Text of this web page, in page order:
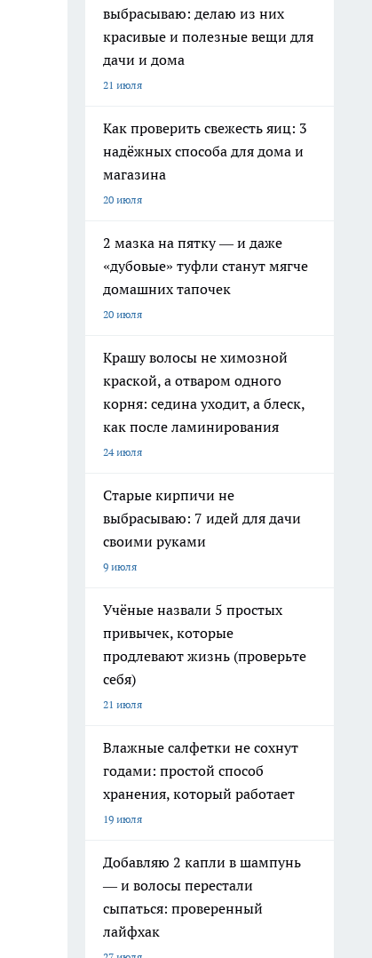
выбрасываю: делаю из них
красивые и полезные вещи для
дачи и дома
21 июля
Как проверить свежесть яиц: 3
надёжных способа для дома и
магазина
20 июля
2 мазка на пятку — и даже
«дубовые» туфли станут мягче
домашних тапочек
20 июля
Крашу волосы не химозной
краской, а отваром одного
корня: седина уходит, а блеск,
как после ламинирования
24 июля
Старые кирпичи не
выбрасываю: 7 идей для дачи
своими руками
9 июля
Учёные назвали 5 простых
привычек, которые
продлевают жизнь (проверьте
себя)
21 июля
Влажные салфетки не сохнут
годами: простой способ
хранения, который работает
19 июля
Добавляю 2 капли в шампунь
— и волосы перестали
сыпаться: проверенный
лайфхак